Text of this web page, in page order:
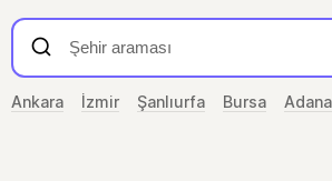
Ankara İzmir Şanlıurfa Bursa Adana